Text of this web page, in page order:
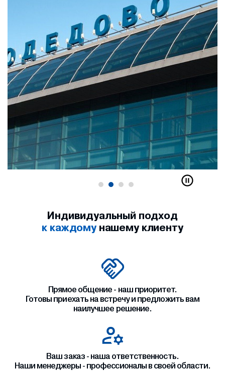
Индивидуальный подход
к каждомунашему клиенту
Прямое общение - наш приоритет.
Готовы приехать на встречу и предложить вам
наилучшее решение.
Ваш заказ - наша ответственность.
Наши менеджеры - профессионалы в своей области.